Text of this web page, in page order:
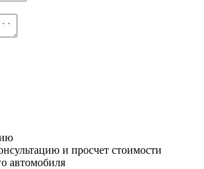
и просчет стоимости
автомобиля